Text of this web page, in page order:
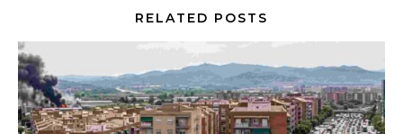
RELATED POSTS